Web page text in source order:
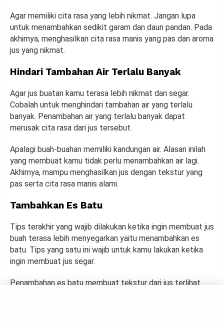
Agar memiliki cita rasa yang lebih nikmat. Jangan lupa
untuk menambahkan sedikit garam dan daun pandan. Pada
akhirnya, menghasilkan cita rasa manis yang pas dan aroma
jus yang nikmat.
Hindari Tambahan Air Terlalu Banyak
Agar jus buatan kamu terasa lebih nikmat dan segar.
Cobalah untuk menghindari tambahan air yang terlalu
banyak. Penambahan air yang terlalu banyak dapat
merusak cita rasa dari jus tersebut.
Apalagi buah-buahan memiliki kandungan air. Alasan inilah
yang membuat kamu tidak perlu menambahkan air lagi.
Akhirnya, mampu menghasilkan jus dengan tekstur yang
pas serta cita rasa manis alami.
Tambahkan Es Batu
Tips terakhir yang wajib dilakukan ketika ingin membuat jus
buah terasa lebih menyegarkan yaitu menambahkan es
batu. Tips yang satu ini wajib untuk kamu lakukan ketika
ingin membuat jus segar.
Penambahan es batu membuat tekstur dari jus terlihat